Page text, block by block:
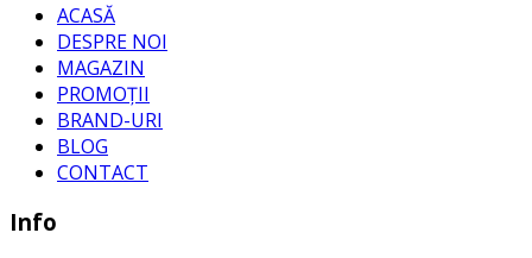
ACASĂ
DESPRE NOI
MAGAZIN
PROMOȚII
BRAND-URI
BLOG
CONTACT
Info